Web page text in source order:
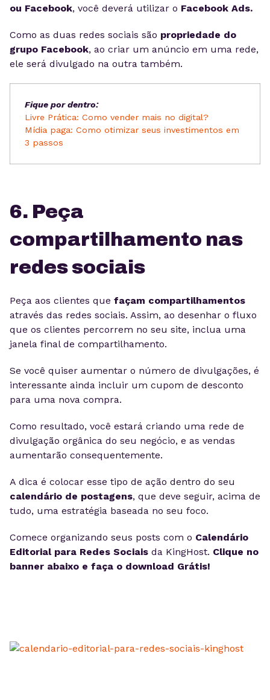
ou Facebook, você deverá utilizar o Facebook Ads.
Como as duas redes sociais são propriedade do
grupo Facebook, ao criar um anúncio em uma rede,
ele será divulgado na outra também.
Fique por dentro:
Livre Prática: Como vender mais no digital?
Mídia paga: Como otimizar seus investimentos em
3 passos
6. Peça
compartilhamento nas
redes sociais
Peça aos clientes que façam compartilhamentos
através das redes sociais. Assim, ao desenhar o fluxo
que os clientes percorrem no seu site, inclua uma
janela final de compartilhamento.
Se você quiser aumentar o número de divulgações, é
interessante ainda incluir um cupom de desconto
para uma nova compra.
Como resultado, você estará criando uma rede de
divulgação orgânica do seu negócio, e as vendas
aumentarão consequentemente.
A dica é colocar esse tipo de ação dentro do seu
calendário de postagens, que deve seguir, acima de
tudo, uma estratégia baseada no seu foco.
Comece organizando seus posts com o Calendário
Editorial para Redes Sociais da KingHost. Clique no
banner abaixo e faça o download Grátis!